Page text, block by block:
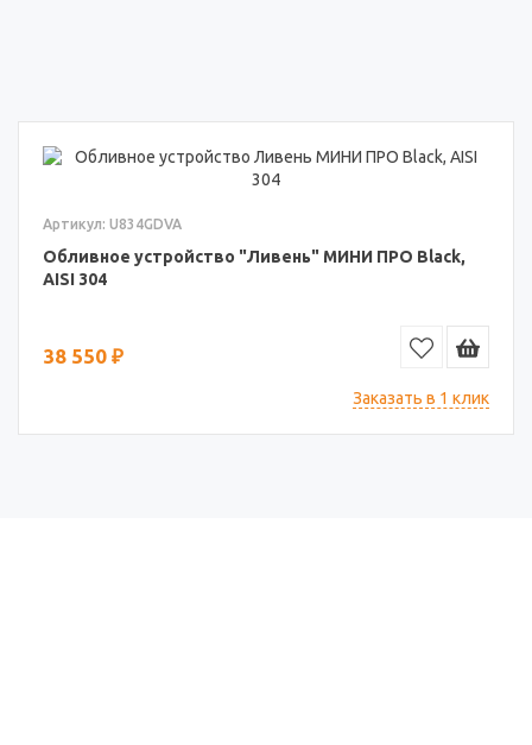
Артикул: U834GDVA
Обливное устройство "Ливень" МИНИ ПРО Black,
AISI 304
38 550 ₽
Заказать в 1 клик